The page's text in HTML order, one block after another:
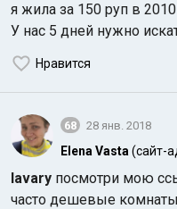
я жила за 150 руп в
У нас 5 дней нужно
Нравится
68 28 янв. 2018
Elena Vasta (сайт-
lavary посмотри мою
часто дешевые